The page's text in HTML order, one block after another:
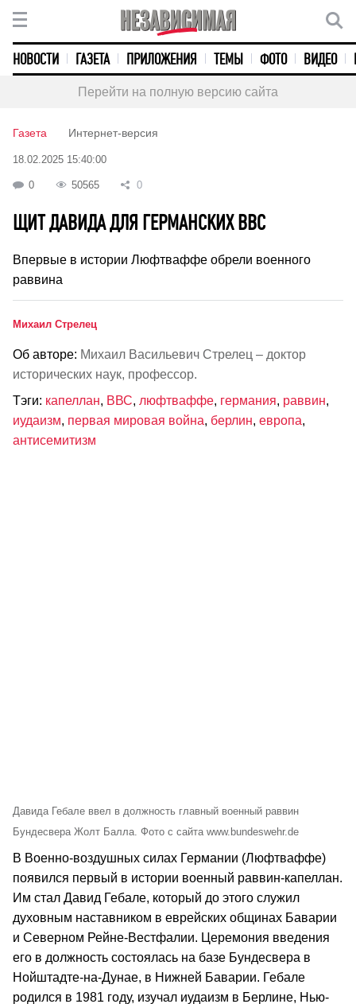
НОВОСТИ ГАЗЕТА ПРИЛОЖЕНИЯ ТЕМЫ ФОТО ВИДЕО
Перейти на полную версию сайта
Газета Интернет-версия
18.02.2025 15:40:00
0 50565 0
ЩИТ ДАВИДА ДЛЯ ГЕРМАНСКИХ ВВС
Впервые в истории Люфтваффе обрели военного
раввина
Михаил Стрелец
Об авторе: Михаил Васильевич Стрелец – доктор
исторических наук, профессор.
Тэги: капеллан, ВВС, люфтваффе, германия, раввин,
иудаизм, первая мировая война, берлин, европа,
антисемитизм
Давида Гебале ввел в должность главный военный раввин
Бундесвера Жолт Балла. Фото с сайта www.bundeswehr.de
В Военно-воздушных силах Германии (Люфтваффе)
появился первый в истории военный раввин-капеллан.
Им стал Давид Гебале, который до этого служил
духовным наставником в еврейских общинах Баварии
и Северном Рейне-Вестфалии. Церемония введения
его в должность состоялась на базе Бундесвера в
Нойштадте-на-Дунае, в Нижней Баварии. Гебале
родился в 1981 году, изучал иудаизм в Берлине, Нью-